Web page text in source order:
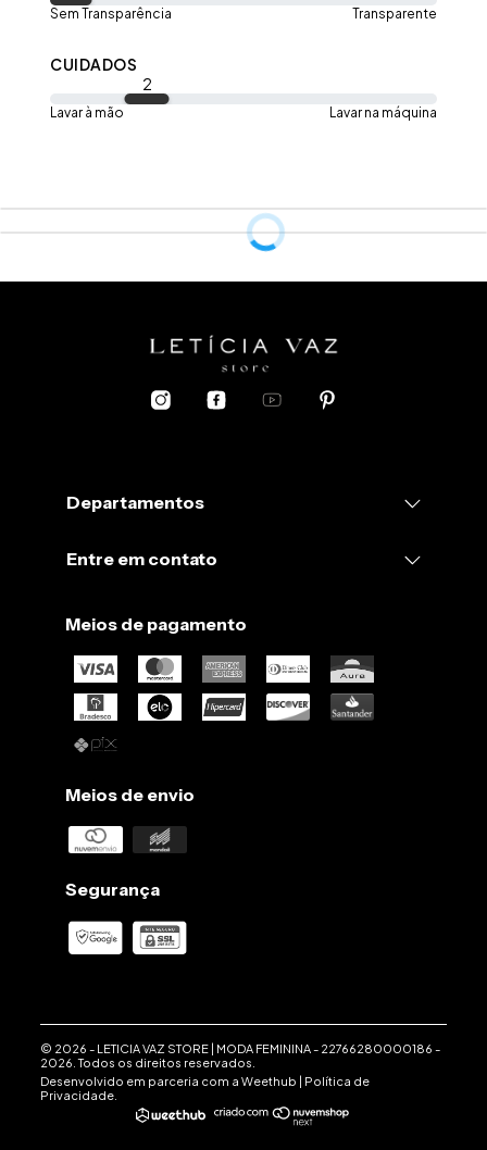
Sem Transparência Transparente
CUIDADOS
2
Lavar à mão Lavar na máquina
Departamentos
Entre em contato
Meios de pagamento
Meios de envio
Segurança
© 2026 - LETICIA VAZ STORE | MODA FEMININA- 22766280000186 -
2026. Todos os direitos reservados.
Desenvolvido em parceria com aWeethub
Política de
Privacidade